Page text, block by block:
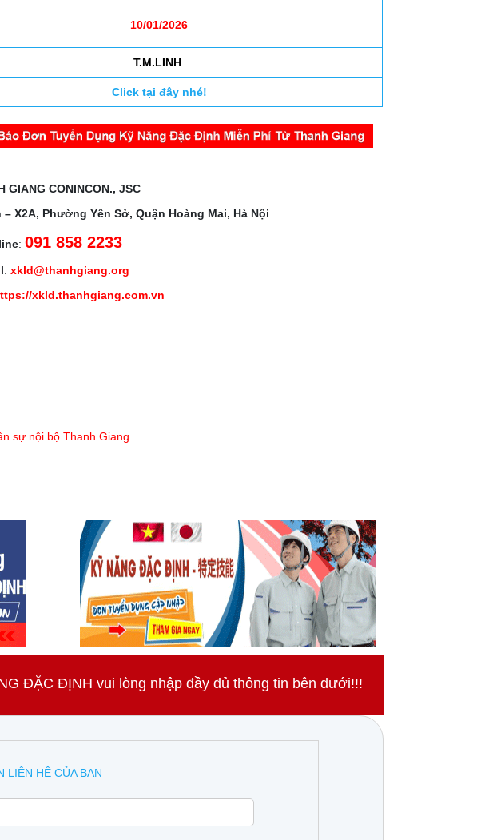
10/01/2026
T.M.LINH
Click tại đây nhé!
GIANG CONINCON., JSC
X2A, Phường Yên Sở, Quận Hoàng Mai, Hà Nội
:091 858 2233
: xkld@thanhgiang.org
xkld.thanhgiang.com.vn
sự nội bộ Thanh Giang
ĐẶC ĐỊNH vui lòng nhập đầy đủ thông tin bên dưới!!!
LIÊN HỆ CỦA BẠN